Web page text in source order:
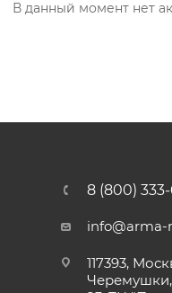
В данный момент нет
8 (800)
info@arma-
117393,
Черемушки,